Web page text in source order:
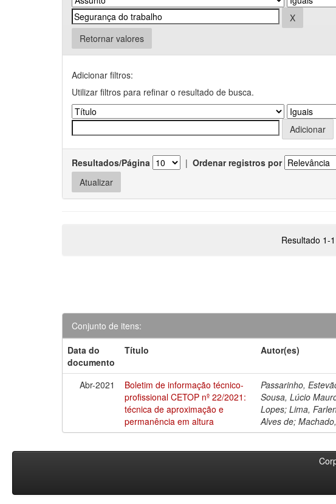
Retornar valores
Adicionar filtros:
Utilizar filtros para refinar o resultado de busca.
Resultados/Página | Ordenar registros por
Resultado 1-
Conjunto de itens:
Data do
documento
Título Autor(es)
Abr-2021
Boletim de informação técnico-
profissional CETOP nº 22/2021:
técnica de aproximação e
permanência em altura
Passarinho,
Sousa, Lúcio
Lopes; Lima,
Alves de;